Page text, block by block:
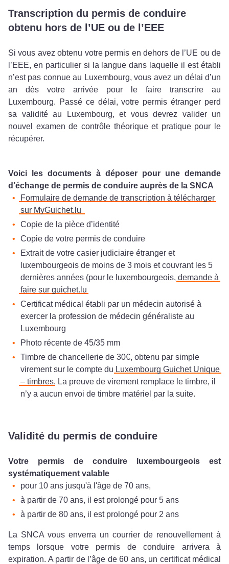
Transcription du permis de conduire
obtenu hors de l’UE ou de l’EEE
Si vous avez obtenu votre permis en dehors de l’UE ou de
l’EEE, en particulier si la langue dans laquelle il est établi
n’est pas connue au Luxembourg, vous avez un délai d’un
an dès votre arrivée pour le faire transcrire au
Luxembourg. Passé ce délai, votre permis étranger perd
sa validité au Luxembourg, et vous devrez valider un
nouvel examen de contrôle théorique et pratique pour le
récupérer.
Voici les documents à déposer pour une demande
d’échange de permis de conduire auprès de la SNCA
Formulaire de demande de transcription à télécharger
sur MyGuichet.lu
Copie de la pièce d’identité
Copie de votre permis de conduire
Extrait de votre casier judiciaire étranger et
luxembourgeois de moins de 3 mois et couvrant les 5
dernières années (pour le luxembourgeois, demande à
faire sur guichet.lu
Certificat médical établi par un médecin autorisé à
exercer la profession de médecin généraliste au
Luxembourg
Photo récente de 45/35 mm
Timbre de chancellerie de 30€, obtenu par simple
virement sur le compte du Luxembourg Guichet Unique
– timbres. La preuve de virement remplace le timbre, il
n’y a aucun envoi de timbre matériel par la suite.
Validité du permis de conduire
Votre permis de conduire luxembourgeois est
systématiquement valable
pour 10 ans jusqu'à l'âge de 70 ans,
à partir de 70 ans, il est prolongé pour 5 ans
à partir de 80 ans, il est prolongé pour 2 ans
La SNCA vous enverra un courrier de renouvellement à
temps lorsque votre permis de conduire arrivera à
expiration. A partir de l’âge de 60 ans, un certificat médical